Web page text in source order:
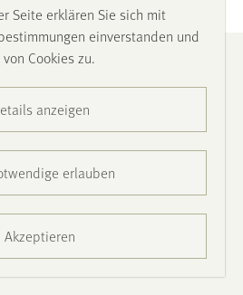
Seite erklären Sie sich mit
einverstanden und
Cookies zu.
anzeigen
erlauben
Akzeptieren